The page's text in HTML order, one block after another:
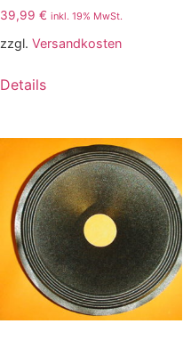
39,99 € inkl. 19% MwSt.
zzgl. Versandkosten
Details